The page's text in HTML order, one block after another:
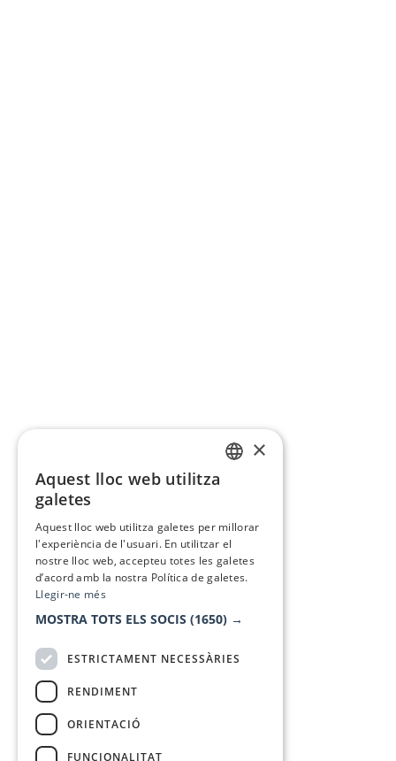
×
Aquest lloc web utilitza
galetes
Aquest lloc web utilitza galetes per millorar
l'experiència de l'usuari. En utilitzar el
nostre lloc web, accepteu totes les galetes
d’acord amb la nostra Política de galetes.
Llegir-ne més
MOSTRA TOTS ELS SOCIS (1650) →
ESTRICTAMENT NECESSÀRIES
RENDIMENT
ORIENTACIÓ
FUNCIONALITAT